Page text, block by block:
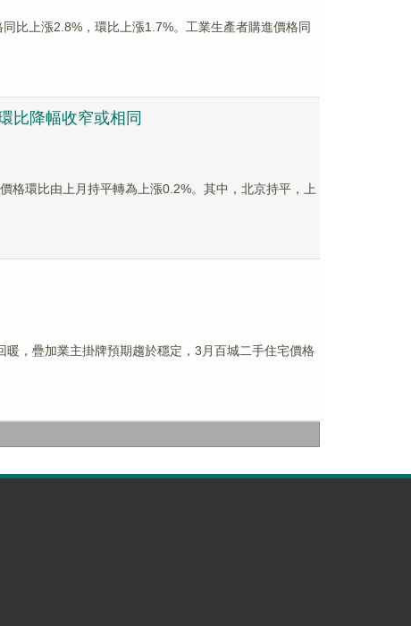
比上漲2.8%，環比上漲1.7%。工業生產者購進價格同
比降幅收窄或相同
格環比由上月持平轉為上漲0.2%。其中，北京持平，上
，疊加業主掛牌預期趨於穩定，3月百城二手住宅價格